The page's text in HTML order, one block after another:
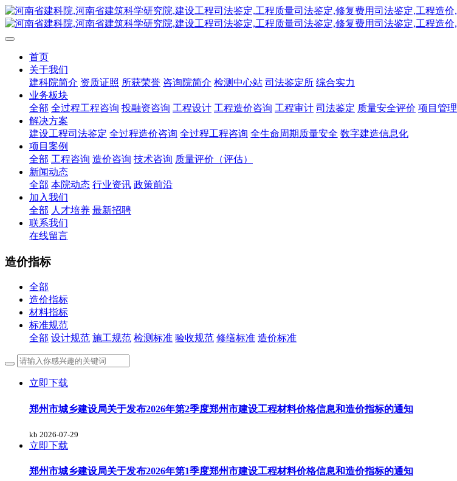
首页
关于我们
建科院简介 资质证照 所获荣誉 咨询院简介 检测中心站 司法鉴定所 综合实力
业务板块
全部 全过程工程咨询 投融资咨询 工程设计 工程造价咨询 工程审计 司法鉴定 质量安全评价 项目管理
解决方案
建设工程司法鉴定 全过程造价咨询 全过程工程咨询 全生命周期质量安全 数字建造信息化
项目案例
全部 工程咨询 造价咨询 技术咨询 质量评价（评估）
新闻动态
全部 本院动态 行业资讯 政策前沿
加入我们
全部 人才培养 最新招聘
联系我们
在线留言
造价指标
全部
造价指标
材料指标
标准规范
全部 设计规范 施工规范 检测标准 验收规范 修缮标准 造价标准
立即下载
​郑州市城乡建设局关于发布2026年第2季度郑州市建设工程材料价格信息和造价指标的通知
kb 2026-07-29
立即下载
郑州市城乡建设局关于发布2026年第1季度郑州市建设工程材料价格信息和造价指标的通知